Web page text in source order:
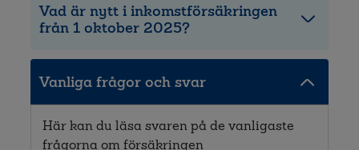
Vad är nytt i inkomstförsäkringen
från 1 oktober 2025?
Vanliga frågor och svar
Här kan du läsa svaren på de vanligaste
frågorna om försäkringen